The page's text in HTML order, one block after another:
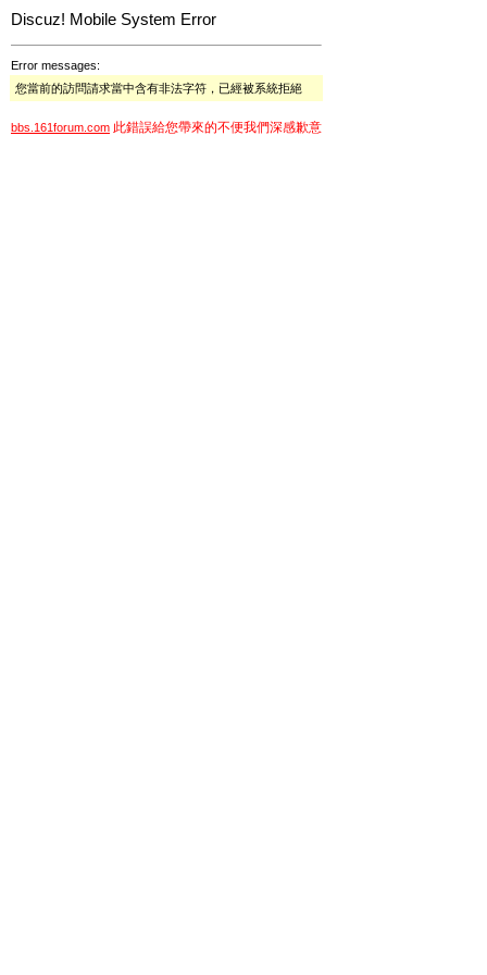
Discuz! Mobile System Error
Error messages:
您當前的訪問請求當中含有非法字符，已經被系統拒絕
bbs.161forum.com 此錯誤給您帶來的不便我們深感歉意